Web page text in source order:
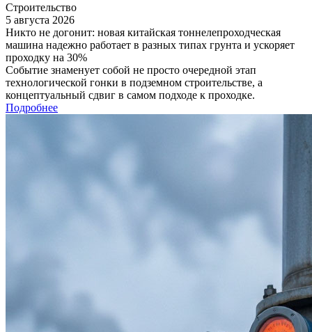
Строительство
5 августа 2026
Никто не догонит: новая китайская тоннелепроходческая
машина надежно работает в разных типах грунта и ускоряет
проходку на 30%
Событие знаменует собой не просто очередной этап
технологической гонки в подземном строительстве, а
концептуальный сдвиг в самом подходе к проходке.
Подробнее